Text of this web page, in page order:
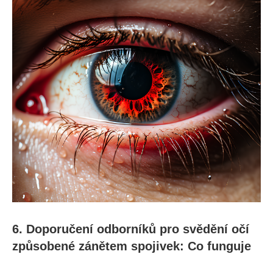
6.‌ Doporučení odborníků pro ‌svědění⁣ očí
způsobené zánětem‍ spojivek: Co funguje‌